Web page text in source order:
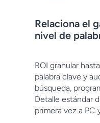
Relaciona el
nivel de
ROI granular
palabra clave y
búsqueda,
Detalle estándar
primera vez a PC